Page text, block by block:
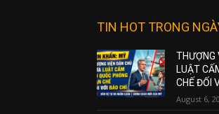
TIN HOT TRONG
THƯỢNG
LUẬT
CHẾ ĐỐI
August 6,